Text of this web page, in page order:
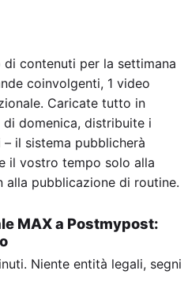
contenuti per la settimana
coinvolgenti, 1 video
Caricate tutto in
domenica, distribuite i
il sistema pubblicherà
il vostro tempo solo alla
alla pubblicazione di routine.
MAX a Postmypost:
Niente entità legali, segni